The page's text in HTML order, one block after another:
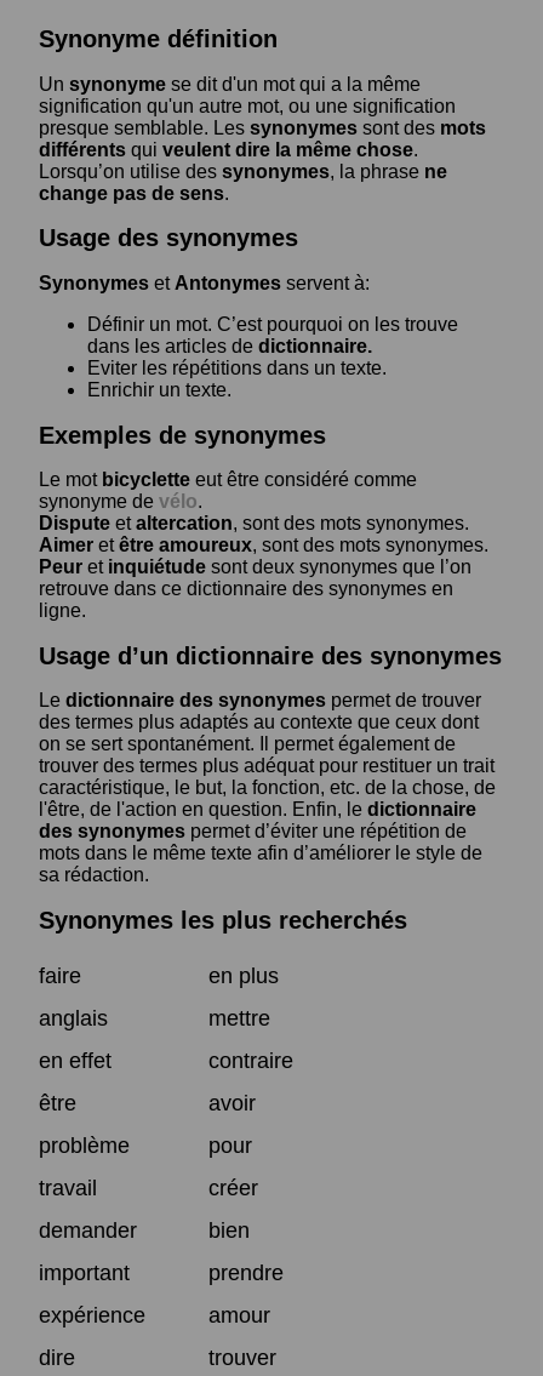
Synonyme définition
Un synonyme se dit d'un mot qui a la même
signification qu'un autre mot, ou une signification
presque semblable. Les synonymes sont des mots
différents qui veulent dire la même chose.
Lorsqu’on utilise des synonymes, la phrase ne
change pas de sens.
Usage des synonymes
Synonymes et Antonymes servent à:
Définir un mot. C’est pourquoi on les trouve
dans les articles de dictionnaire.
Eviter les répétitions dans un texte.
Enrichir un texte.
Exemples de synonymes
Le mot bicyclette eut être considéré comme
synonyme de vélo.
Dispute etaltercation, sont des mots synonymes.
Aimer etêtre amoureux, sont des mots synonymes.
Peur et inquiétude sont deux synonymes que l’on
retrouve dans ce dictionnaire des synonymes en
ligne.
Usage d’un dictionnaire des synonymes
Le dictionnaire des synonymes permet de trouver
des termes plus adaptés au contexte que ceux dont
on se sert spontanément. Il permet également de
trouver des termes plus adéquat pour restituer un trait
caractéristique, le but, la fonction, etc. de la chose, de
l'être, de l'action en question. Enfin, le dictionnaire
des synonymes permet d’éviter une répétition de
mots dans le même texte afin d’améliorer le style de
sa rédaction.
Synonymes les plus recherchés
faire
en plus
anglais
mettre
en effet
contraire
être
avoir
problème
pour
travail
créer
demander
bien
important
prendre
expérience
amour
dire
trouver